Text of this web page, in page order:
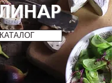
КАТАЛОГ